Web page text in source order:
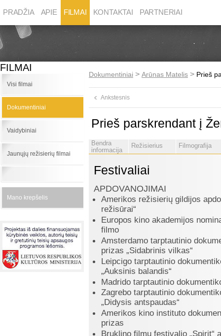
PRADŽIA APIE FILMAI KONTAKTAI PARTNERIAI
FILMAI
Visi filmai
Dokumentiniai
Vaidybiniai
Jaunųjų režisierių filmai
Mano krepšelis
Dokumentiniai > Arūnas Matelis > Prieš
Ankstesnis
Prieš parskrendant į
Bendra
informacija
Režisierius Filmografija
Festivaliai
APDOVANOJIMAI
Amerikos režisierių gildijos
režisūrai“
Europos kino akademijos
filmo
Amsterdamo tarptautinio
prizas „Sidabrinis vilkas“
Leipcigo tarptautinio
„Auksinis balandis“
Madrido tarptautinio
Zagrebo tarptautinio
„Didysis antspaudas“
Amerikos kino instituto
prizas
Bruklino filmų festivalio „Spirit“